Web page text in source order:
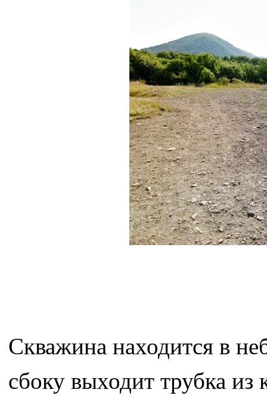
Скважина находится в
сбоку выходит трубка из